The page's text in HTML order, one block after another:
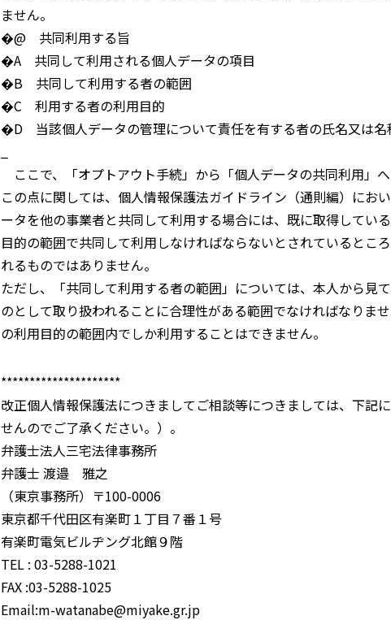
ません。
�@ 共同利用する旨
�A 共同して利用される個人データの項目
�B 共同して利用する者の範囲
�C 利用する者の利用目的
�D 当該個人データの管理について責任を有する者の氏名又は名
ここで、「オプトアウト手続」から「個人データの共同利用」
この点に関しては、個人情報保護法ガイドライン（通則編）にお
ータを他の事業者と共同して利用する場合には、既に取得してい
目的の範囲で共同して利用しなければならないとされているとこ
れるものではありません。
ただし、「共同して利用する者の範囲」については、本人から見
のとして取り扱われることに合理性がある範囲でなければなりま
の利用目的の範囲内でしか利用することはできません。
*********************
改正個人情報保護法につきましてご相談等につきましては、下記
せんのでご了承ください。）。
弁護士法人三宅法律事務所
弁護士 渡邉 雅之
（東京事務所）〒100-0006
東京都千代田区有楽町１丁目７番１号
有楽町電気ビルヂング北館９階
TEL : 03-5288-1021
FAX :03-5288-1025
Email:m-watanabe@miyake.gr.jp